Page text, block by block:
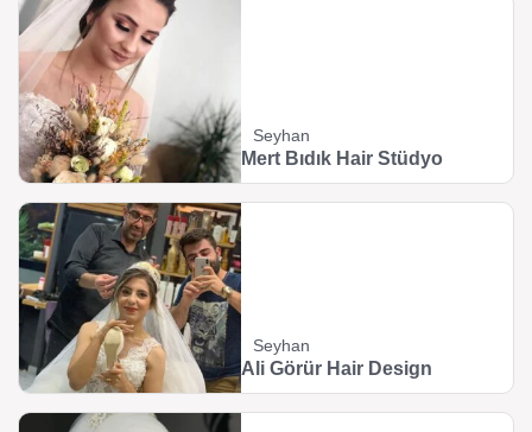
Seyhan
Mert Bıdık Hair Stüdyo
Seyhan
Ali Görür Hair Design